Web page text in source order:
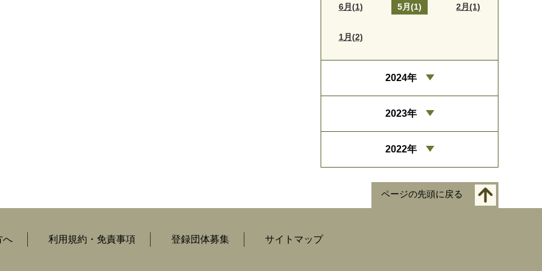
6月(1) 5月(1) 2月(1)
1月(2)
2024年
2023年
2022年
ページの先頭に戻る
へ 利用規約・免責事項 登録団体募集 サイトマップ